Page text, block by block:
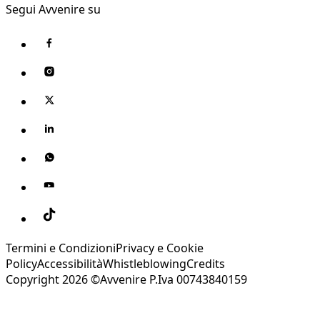
Segui Avvenire su
Termini e CondizioniPrivacy e Cookie
PolicyAccessibilitàWhistleblowingCredits
Copyright 2026 ©Avvenire P.Iva 00743840159